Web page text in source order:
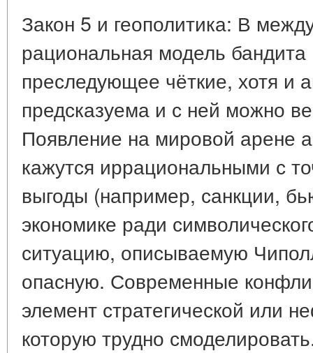
Закон 5 и геополитика: В
рациональная модель
преследующее чёткие, хотя и
предсказуема и с ней можно
Появление на мировой арене
кажутся иррациональными с
выгоды (например, санкции,
экономике ради
ситуацию, описываемую
опасную. Современные
элемент стратегической или
которую трудно